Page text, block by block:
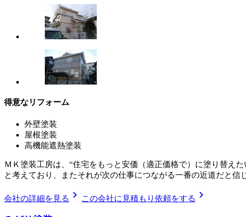
得意なリフォーム
外壁塗装
屋根塗装
高機能遮熱塗装
ＭＫ塗装工房は、“住宅をもっと安価（適正価格で）に塗り替え
と考えており、またそれが次の仕事につながる一番の近道だと信
会社の詳細を見る chevron_right この会社に見積もり依頼をする chevron_right